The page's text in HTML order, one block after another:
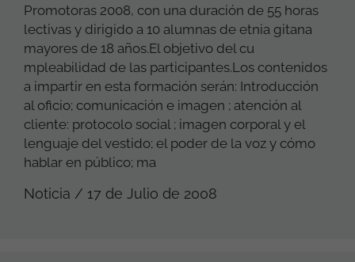
Promotoras 2008, con una duración de 55 horas
lectivas y dirigido a 10 alumnas de etnia gitana
mayores de 18 años.El objetivo del cu
mpleabilidad de las participantes.Los contenidos
a impartir en esta formación serán: Introducción
al oficio; comunicación e imagen ; atención al
cliente: protocolo social ; imagen corporal y el
lenguaje del vestido; el poder de la voz y cómo
hablar en público; ma
Noticia / 17 de Julio de 2008